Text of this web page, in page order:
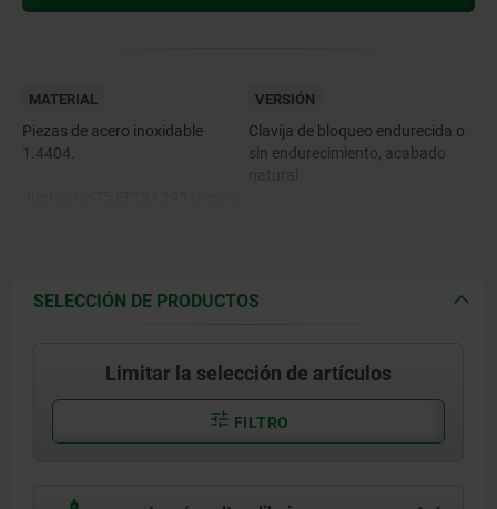
MATERIAL
Piezas de acero inoxidable
1.4404.
VERSIÓN
Clavija de bloqueo endurecida o
sin endurecimiento, acabado
SELECCIÓN DE PRODUCTOS
Limitar la selección de artículos
FILTRO